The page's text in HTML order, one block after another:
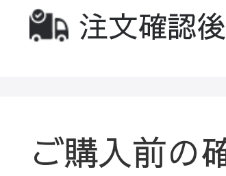
注文確認
ご購入前の